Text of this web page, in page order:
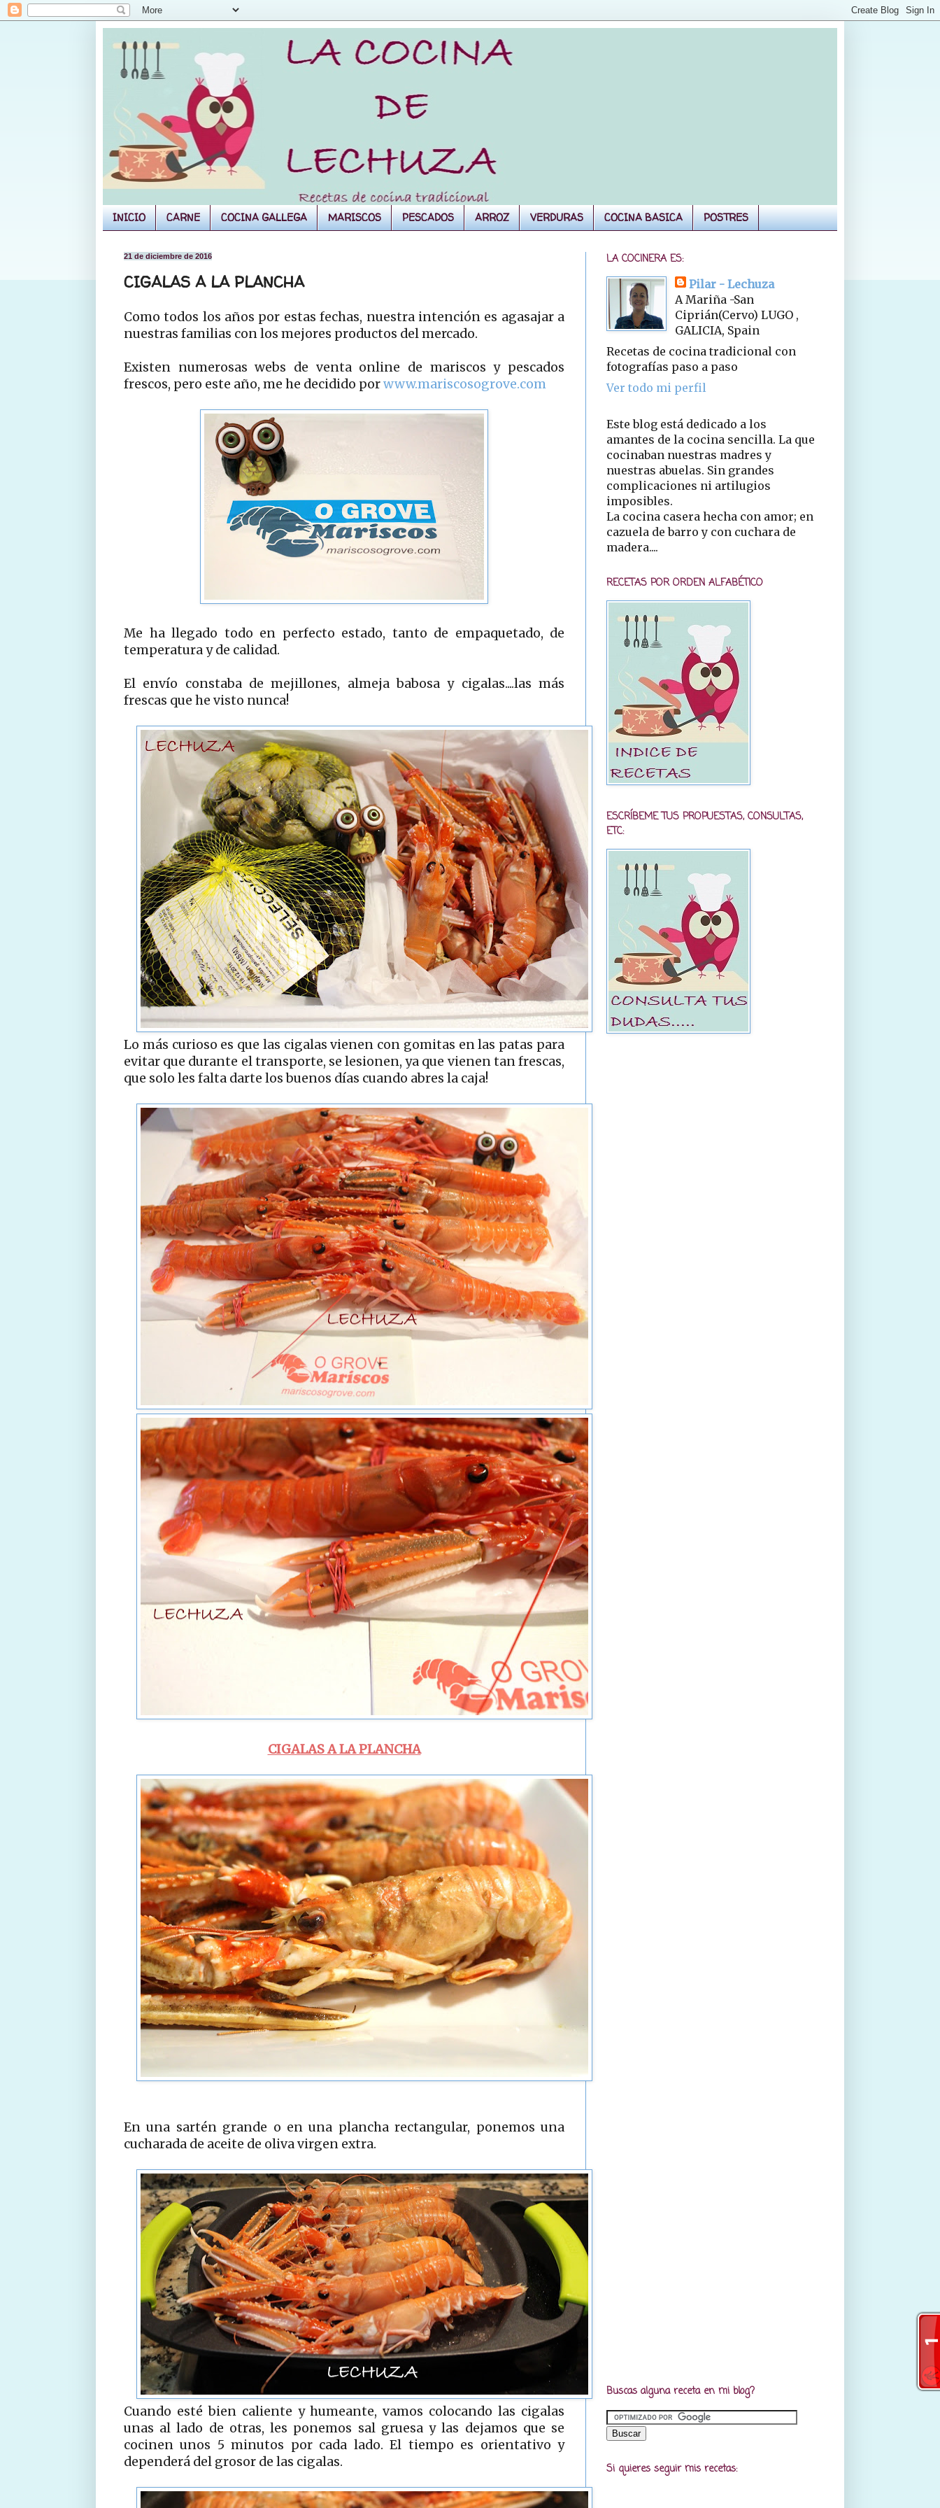
INICIO CARNE COCINA GALLEGA MARISCOS PESCADOS ARROZ VERDURAS COCINA BASICA POSTRES
21 de diciembre de 2016
CIGALAS A LA PLANCHA
Como todos los años por estas fechas, nuestra intención es agasajar a
nuestras familias con los mejores productos del mercado.
Existen numerosas webs de venta online de mariscos y pescados
frescos, pero este año, me he decidido porwww.mariscosogrove.com
Me ha llegado todo en perfecto estado, tanto de empaquetado, de
temperatura y de calidad.
El envío constaba de mejillones, almeja babosa y cigalas....las más
frescas que he visto nunca!
Lo más curioso es que las cigalas vienen con gomitas en las patas para
evitar que durante el transporte, se lesionen, ya que vienen tan frescas,
que solo les falta darte los buenos días cuando abres la caja!
CIGALAS A LA PLANCHA
En una sartén grande o en una plancha rectangular, ponemos una
cucharada de aceite de oliva virgen extra.
Cuando esté bien caliente y humeante, vamos colocando las cigalas
unas al lado de otras, les ponemos sal gruesa y las dejamos que se
cocinen unos 5 minutos por cada lado. El tiempo es orientativo y
dependerá del grosor de las cigalas.
LA COCINERA ES:
Pilar - Lechuza
A Mariña -San
Ciprián(Cervo) LUGO ,
GALICIA, Spain
Recetas de cocina tradicional con
fotografías paso a paso
Ver todo mi perfil
Este blog está dedicado a los
amantes de la cocina sencilla. La que
cocinaban nuestras madres y
nuestras abuelas. Sin grandes
complicaciones ni artilugios
imposibles.
La cocina casera hecha con amor; en
cazuela de barro y con cuchara de
madera....
RECETAS POR ORDEN ALFABÉTICO
ESCRÍBEME TUS PROPUESTAS, CONSULTAS,
ETC:
Buscas alguna receta en mi blog?
Si quieres seguir mis recetas: